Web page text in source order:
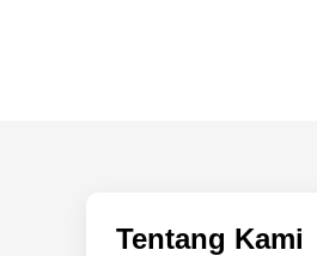
Tentang Kami